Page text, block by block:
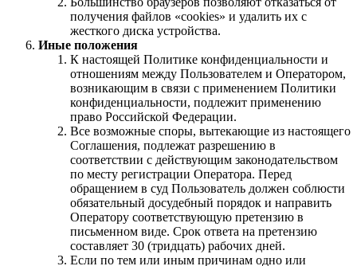
получения файлов «cookies» и удалить их с
жесткого диска устройства.
Иные положения
К настоящей Политике конфиденциальности и
отношениям между Пользователем и Оператором,
возникающим в связи с применением Политики
конфиденциальности, подлежит применению
право Российской Федерации.
Все возможные споры, вытекающие из настоящего
Соглашения, подлежат разрешению в
соответствии с действующим законодательством
по месту регистрации Оператора. Перед
обращением в суд Пользователь должен соблюсти
обязательный досудебный порядок и направить
Оператору соответствующую претензию в
письменном виде. Срок ответа на претензию
составляет 30 (тридцать) рабочих дней.
Если по тем или иным причинам одно или